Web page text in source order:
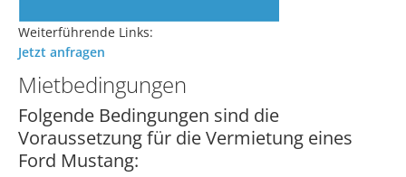
Weiterführende Links:
Jetzt anfragen
Mietbedingungen
Folgende Bedingungen sind die
Voraussetzung für die Vermietung eines
Ford Mustang: